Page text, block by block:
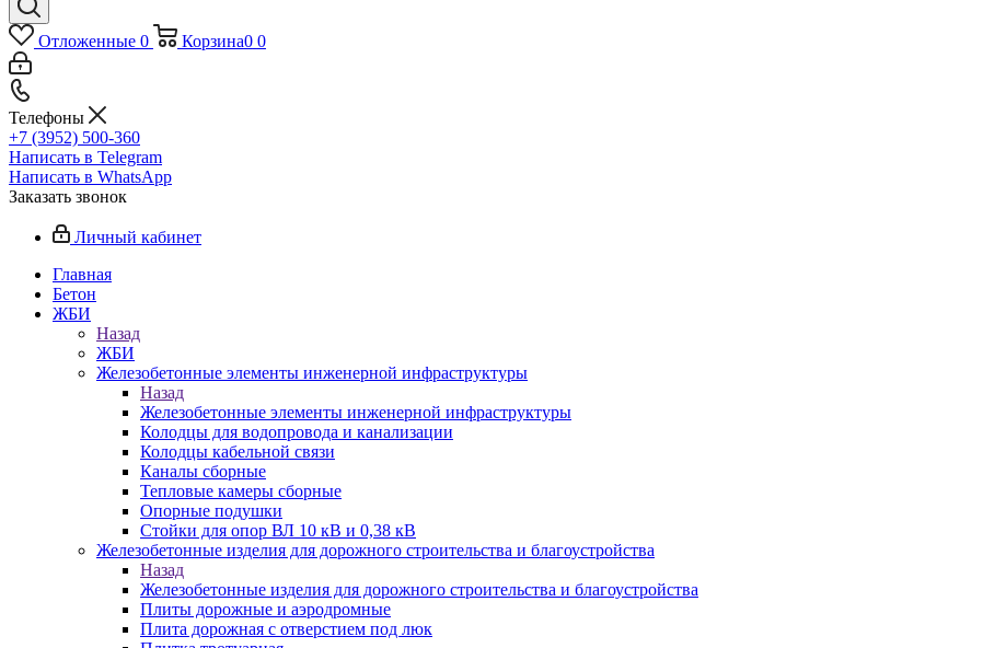
Отложенные 0 Корзина0 0
Телефоны
+7 (3952) 500-360
Написать в Telegram
Написать в WhatsApp
Заказать звонок
Личный кабинет
Главная
Бетон
ЖБИ
Назад
ЖБИ
Железобетонные элементы инженерной инфраструктуры
Назад
Железобетонные элементы инженерной инфраструктуры
Колодцы для водопровода и канализации
Колодцы кабельной связи
Каналы сборные
Тепловые камеры сборные
Опорные подушки
Стойки для опор ВЛ 10 кВ и 0,38 кВ
Железобетонные изделия для дорожного строительства и благоустройства
Назад
Железобетонные изделия для дорожного строительства и благоустройства
Плиты дорожные и аэродромные
Плита дорожная с отверстием под люк